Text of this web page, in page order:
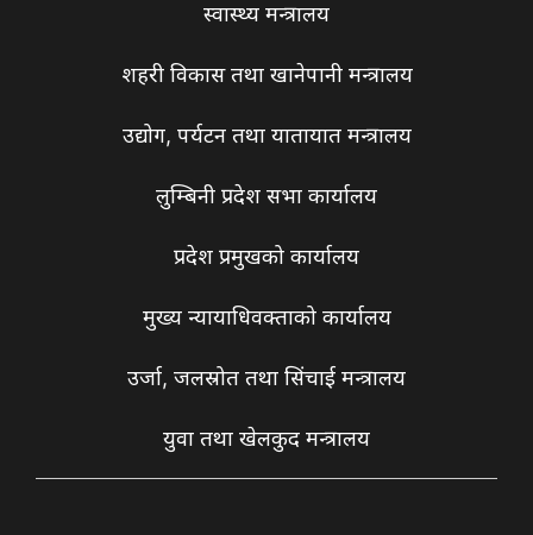
स्वास्थ्य मन्त्रालय
शहरी विकास तथा खानेपानी मन्त्रालय
उद्योग, पर्यटन तथा यातायात मन्त्रालय
लुम्बिनी प्रदेश सभा कार्यालय
प्रदेश प्रमुखको कार्यालय
मुख्य न्यायाधिवक्ताको कार्यालय
उर्जा, जलस्रोत तथा सिंचाई मन्त्रालय
युवा तथा खेलकुद मन्त्रालय